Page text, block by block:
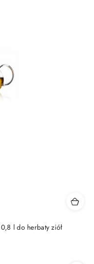
l do herbaty ziół